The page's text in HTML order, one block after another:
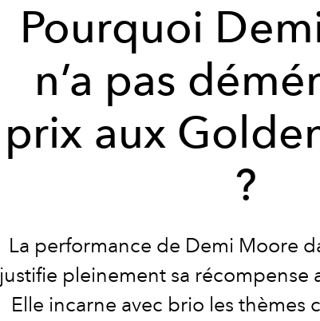
Pourquoi
n’a pas
prix aux
?
La performance de Demi Moore
justifie pleinement sa récompense
Elle incarne avec brio les thèmes